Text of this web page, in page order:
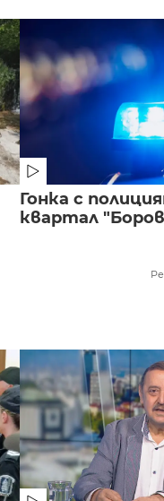
Гонка с
квартал